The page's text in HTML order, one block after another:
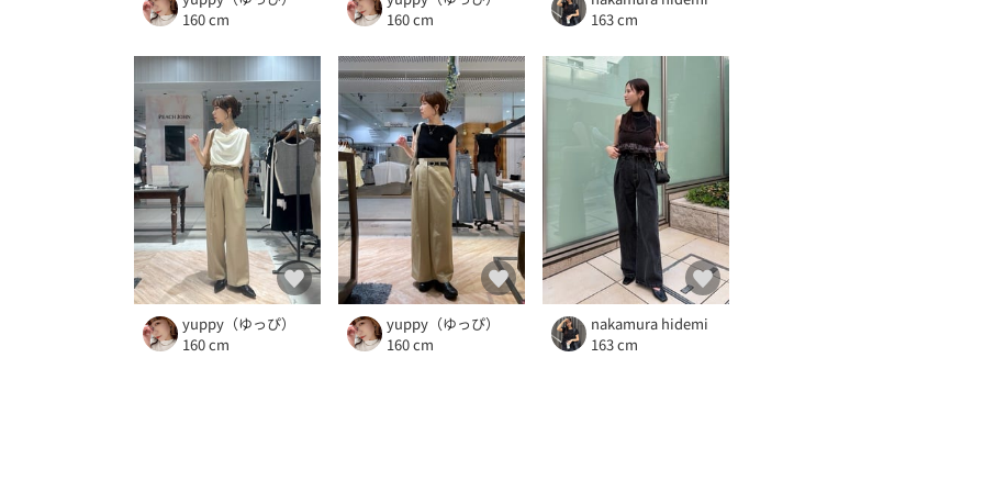
160 cm
160 cm
163 cm
yuppy（ゆっぴ）
160 cm
yuppy（ゆっぴ）
160 cm
nakamura hidemi
163 cm